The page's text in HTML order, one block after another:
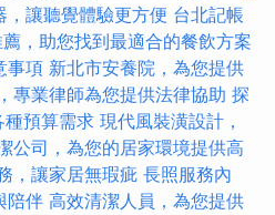
讓聽覺體驗更方便 台北記帳
，助您找到最適合的餐飲方案
事項 新北市安養院，為您提供
專業律師為您提供法律協助 探
預算需求 現代風裝潢設計，
公司，為您的居家環境提供高
，讓家居無瑕疵 長照服務內
陪伴 高效清潔人員，為您提供